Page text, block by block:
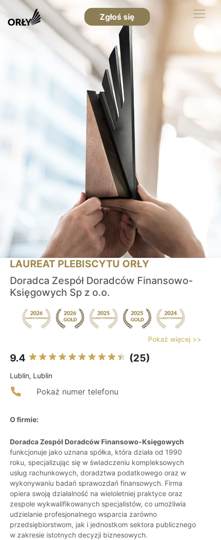
Zgłoś się
LAUREAT PLEBISCYTU ORŁY
Doradca Zespół Doradców Finansowo-
Księgowych Sp z o.o.
Pokaż więcej >>
9.4 (25)
Lublin, Lublin
Pokaż numer telefonu
O firmie:
Doradca Zespół Doradców Finansowo-Księgowych
funkcjonuje jako uznana spółka, która działa od 1990
roku, specjalizując się w świadczeniu kompleksowych
usług rachunkowych, doradztwa podatkowego oraz w
wykonywaniu badań sprawozdań finansowych. Firma
opiera swoją działalność na wieloletniej praktyce oraz
zespole wykwalifikowanych specjalistów, co umożliwia
udzielanie profesjonalnego wsparcia zarówno
przedsiębiorstwom, jak i jednostkom sektora publicznego
w zakresie istotnych decyzji biznesowych.